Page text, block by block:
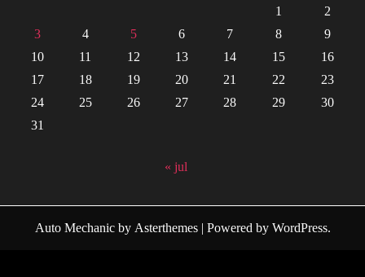
1
2
3
4 5 6 7 8
9
10
11 12 13 14 15
16
17
18 19 20 21 22
23
24
25 26 27 28 29
30
31
« jul
Auto Mechanicby Asterthemes| Powered by WordPress.